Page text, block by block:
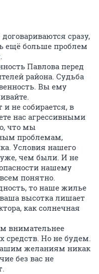
сразу,
ещё больше проблем
Павлова перед
района. Судьба
Вы ему
не собирается, в
нас агрессивными
что мы
проблемам,
Условия нашего
чем были. И не
нашему
понятно.
то наше жилье
высотка лишает
как солнечная
внимательнее
средств. Но не будем.
желаниям никак
без вас не